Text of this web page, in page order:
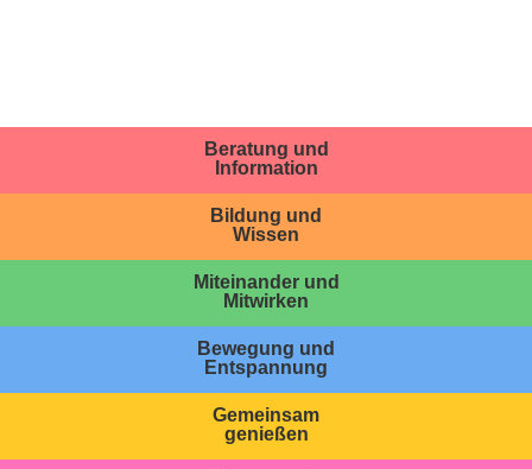
Beratung und
Information
Bildung und
Wissen
Miteinander und
Mitwirken
Bewegung und
Entspannung
Gemeinsam
genießen